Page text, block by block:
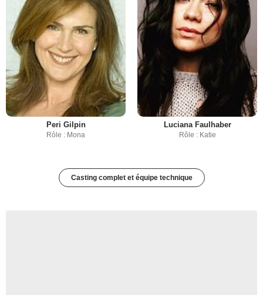
Peri Gilpin
Rôle : Mona
Luciana Faulhaber
Rôle : Katie
Casting complet et équipe technique